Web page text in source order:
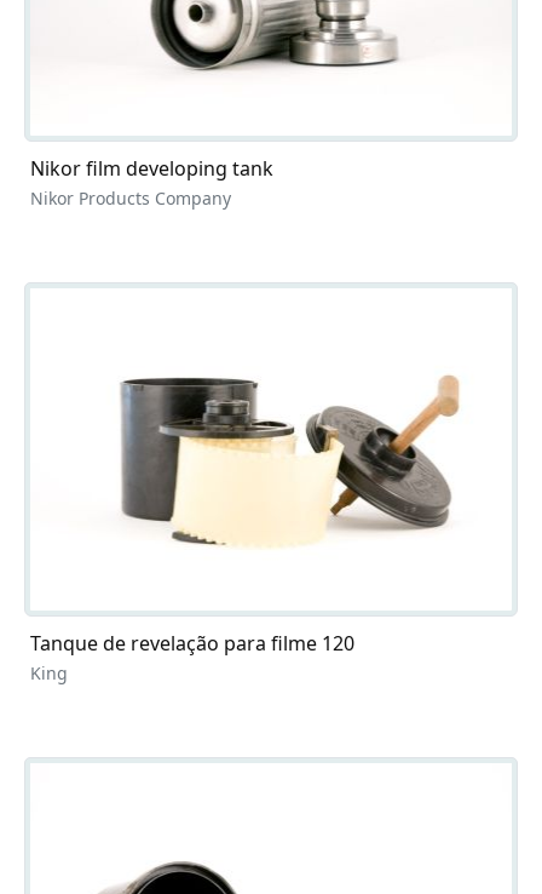
Nikor film developing tank
Nikor Products Company
Tanque de revelação para filme 120
King